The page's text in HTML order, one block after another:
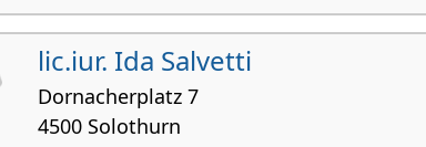
lic.iur. Ida Salvetti
Dornacherplatz 7
4500 Solothurn